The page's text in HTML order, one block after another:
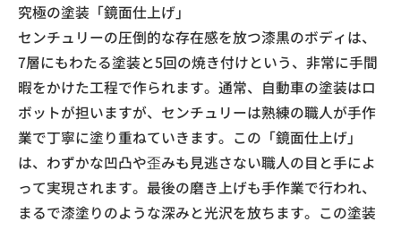
究極の塗装「鏡面仕上げ」
センチュリーの圧倒的な存在感を放つ漆黒のボディは、
7層にもわたる塗装と5回の焼き付けという、非常に手間
暇をかけた工程で作られます。通常、自動車の塗装はロ
ボットが担いますが、センチュリーは熟練の職人が手作
業で丁寧に塗り重ねていきます。この「鏡面仕上げ」
は、わずかな凹凸や歪みも見逃さない職人の目と手によ
って実現されます。最後の磨き上げも手作業で行われ、
まるで漆塗りのような深みと光沢を放ちます。この塗装